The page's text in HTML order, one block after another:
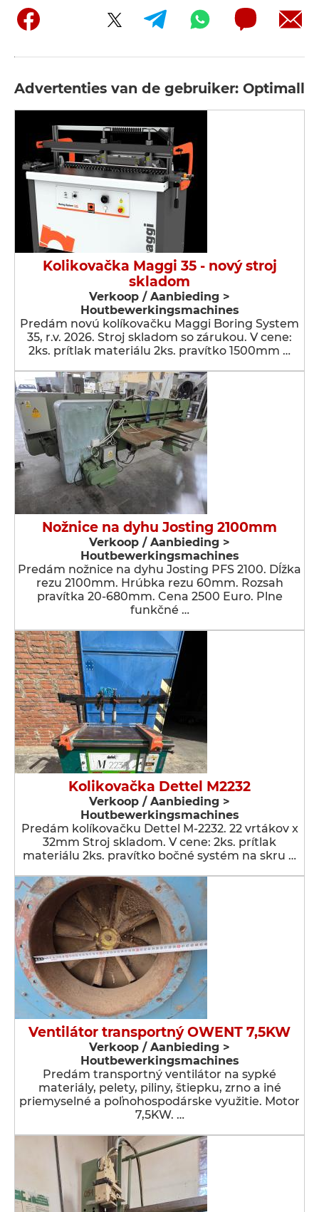
Advertenties van de gebruiker: Optimall
Kolikovačka Maggi 35 - nový stroj
skladom
Verkoop / Aanbieding >
Houtbewerkingsmachines
Predám novú kolíkovačku Maggi Boring System
35, r.v. 2026. Stroj skladom so zárukou. V cene:
2ks. prítlak materiálu 2ks. pravítko 1500mm …
Nožnice na dyhu Josting 2100mm
Verkoop / Aanbieding >
Houtbewerkingsmachines
Predám nožnice na dyhu Josting PFS 2100. Dĺžka
rezu 2100mm. Hrúbka rezu 60mm. Rozsah
pravítka 20-680mm. Cena 2500 Euro. Plne
funkčné …
Kolikovačka Dettel M2232
Verkoop / Aanbieding >
Houtbewerkingsmachines
Predám kolíkovačku Dettel M-2232. 22 vrtákov x
32mm Stroj skladom. V cene: 2ks. prítlak
materiálu 2ks. pravítko bočné systém na skru …
Ventilátor transportný OWENT 7,5KW
Verkoop / Aanbieding >
Houtbewerkingsmachines
Predám transportný ventilátor na sypké
materiály, pelety, piliny, štiepku, zrno a iné
priemyselné a poľnohospodárske využitie. Motor
7,5KW. …